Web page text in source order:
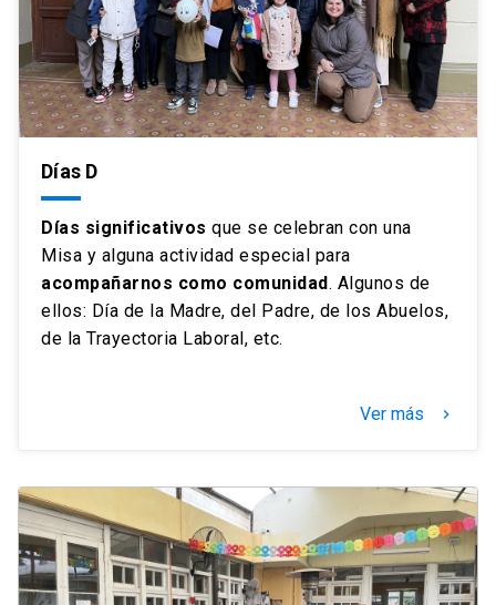
Días D
Días significativos que se celebran con una
Misa y alguna actividad especial para
acompañarnos como comunidad. Algunos de
ellos: Día de la Madre, del Padre, de los Abuelos,
de la Trayectoria Laboral, etc.
Ver más keyboard_arrow_right